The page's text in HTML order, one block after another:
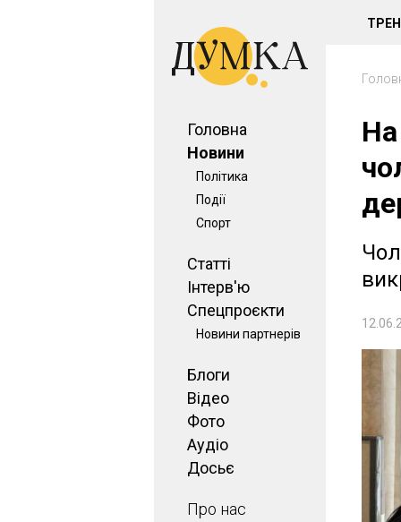
Головна
Новини
Політика
Події
Спорт
Статті
Інтерв'ю
Спецпроєкти
Новини партнерів
Блоги
Відео
Фото
Аудіо
Досьє
Про нас